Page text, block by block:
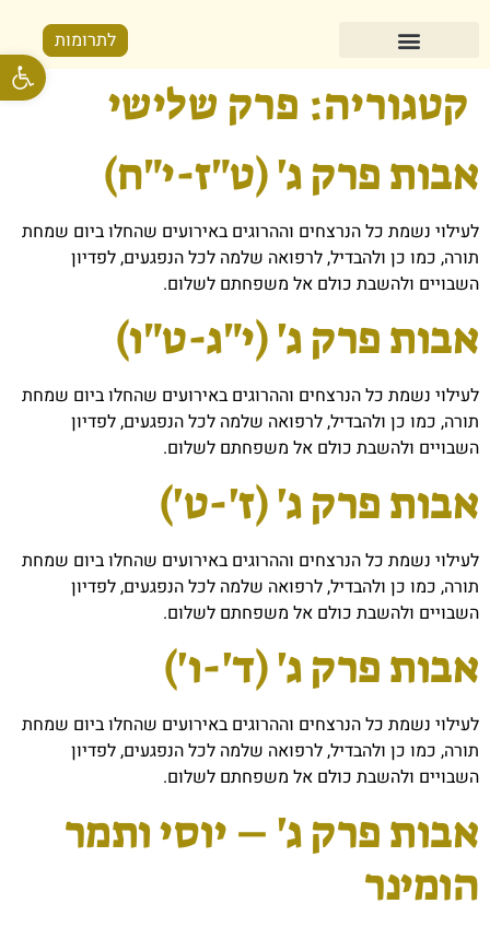
פתח
לתרומות
קטגוריה: פרק שלישי
אבות פרק ג' (ט"ז-י"ח)
לעילוי נשמת כל הנרצחים וההרוגים באירועים שהחלו ביום שמחת
תורה, כמו כן ולהבדיל, לרפואה שלמה לכל הנפגעים, לפדיון
השבויים ולהשבת כולם אל משפחתם לשלום.
אבות פרק ג' (י"ג-ט"ו)
לעילוי נשמת כל הנרצחים וההרוגים באירועים שהחלו ביום שמחת
תורה, כמו כן ולהבדיל, לרפואה שלמה לכל הנפגעים, לפדיון
השבויים ולהשבת כולם אל משפחתם לשלום.
אבות פרק ג' (ז'-ט')
לעילוי נשמת כל הנרצחים וההרוגים באירועים שהחלו ביום שמחת
תורה, כמו כן ולהבדיל, לרפואה שלמה לכל הנפגעים, לפדיון
השבויים ולהשבת כולם אל משפחתם לשלום.
אבות פרק ג' (ד'-ו')
לעילוי נשמת כל הנרצחים וההרוגים באירועים שהחלו ביום שמחת
תורה, כמו כן ולהבדיל, לרפואה שלמה לכל הנפגעים, לפדיון
השבויים ולהשבת כולם אל משפחתם לשלום.
אבות פרק ג' – יוסי ותמר
הומינר